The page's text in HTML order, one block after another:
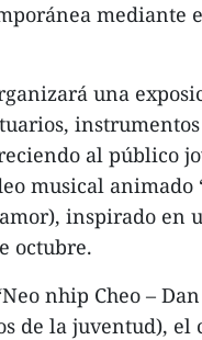
mediante
una
al público
musical animado
inspirado en
octubre.
nhip Cheo –
de la juventud),